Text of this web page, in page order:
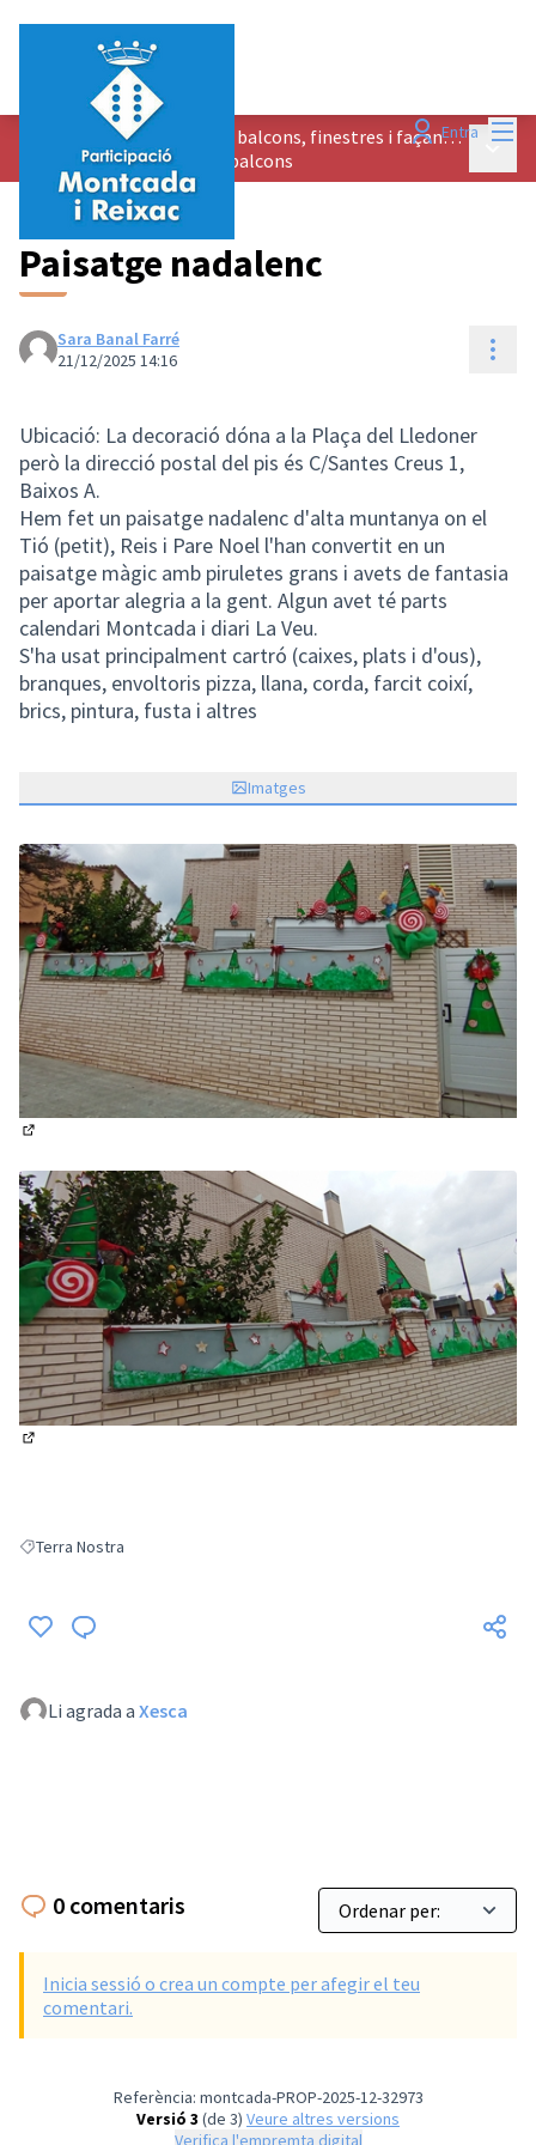
Entra
3r Concurs de decoració de balcons, finestres i façanes per Nadal
Propostes al concurs de balcons
Paisatge nadalenc
Sara Banal Farré
21/12/2025 14:16
Ubicació: La decoració dóna a la Plaça del Lledoner
però la direcció postal del pis és C/Santes Creus 1,
Baixos A.
Hem fet un paisatge nadalenc d'alta muntanya on el
Tió (petit), Reis i Pare Noel l'han convertit en un
paisatge màgic amb piruletes grans i avets de fantasia
per aportar alegria a la gent. Algun avet té parts
calendari Montcada i diari La Veu.
S'ha usat principalment cartró (caixes, plats i d'ous),
branques, envoltoris pizza, llana, corda, farcit coixí,
brics, pintura, fusta i altres
Imatges
Resultats en filtrar per: Terra Nostra
Terra Nostra
Li agrada a Xesca
0 comentaris
Inicia sessió o crea un compte per afegir el teu
comentari.
Referència: montcada-PROP-2025-12-32973
Versió 3 (de 3)
veure altres versions
Verifica l'empremta digital